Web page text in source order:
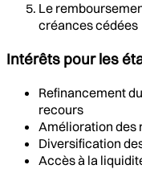
Le
créances cédées
Intérêts pour les
Refinancement
recours
Amélioration des
Diversification
Accès à la